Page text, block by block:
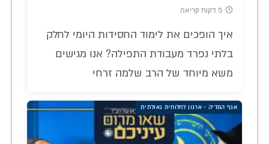
5 דקות קריאה
איך הופכים את לימוד החסידות היומי לחלק
בלתי נפרד מעבודת התפילה? אנו מגישים
משא מיוחד של הרב שלמה זרחי
אגף המדיה - ארגון לחלוחית גאולתית